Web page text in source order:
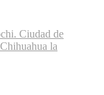
Ciudad de
la